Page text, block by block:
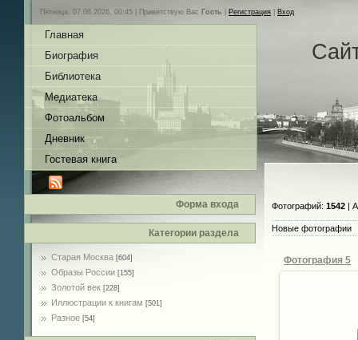
Пятница, 07.08.2026, 00:45 | Приветствую Вас Гость Регистрация Вход
Главная
Биография
Библиотека
Медиатека
Фотоальбом
Дневник
Гостевая книга
Форма входа
Категории раздела
Старая Москва [604]
Образы России [155]
Золотой век [228]
Иллюстрации к книгам [501]
Разное [54]
Фотографий: 1542 |
Новые фотографии
Фотография 5